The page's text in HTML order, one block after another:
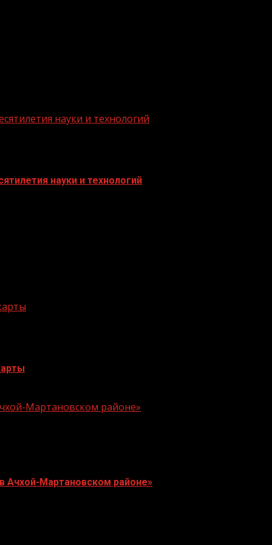
науки и технологий
науки и технологий
Мартановском районе»
Ачхой-Мартановском районе»